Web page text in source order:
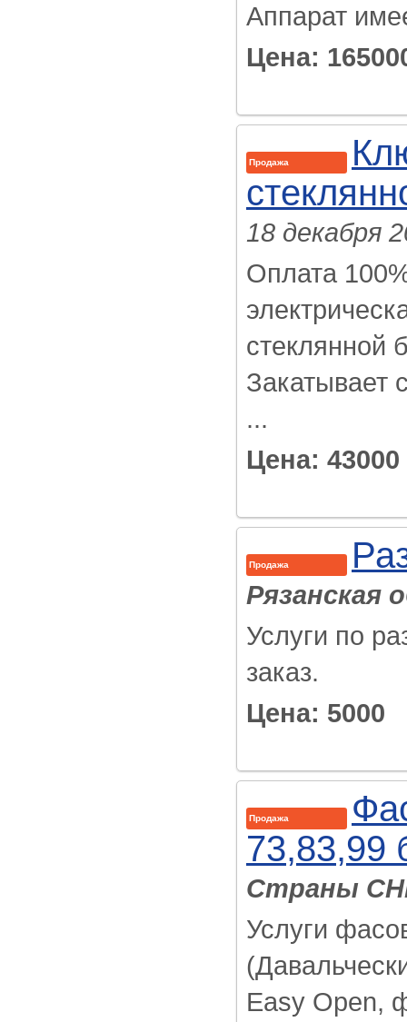
Аппарат
Цена:
Продажа
18 декабря
Оплата
стеклянной
Закатывает
...
Цена: 43000
Продажа
Рязанская
Услуги по
заказ.
Цена: 5000
Продажа
73,83,99
Страны
Услуги
Easy Open,